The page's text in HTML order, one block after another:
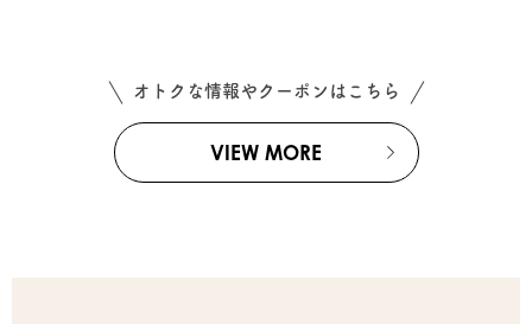
オトクな情報やクーポンはこちら
VIEW MORE